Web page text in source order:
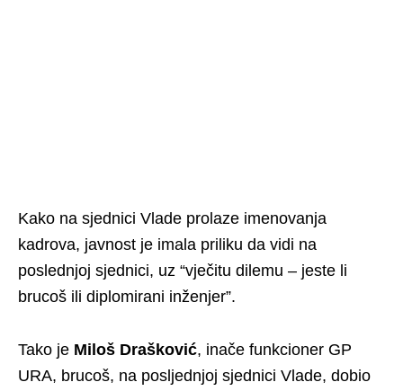
Kako na sjednici Vlade prolaze imenovanja
kadrova, javnost je imala priliku da vidi na
poslednjoj sjednici, uz “vječitu dilemu – jeste li
brucoš ili diplomirani inženjer”.
Tako je Miloš Drašković, inače funkcioner GP
URA, brucoš, na posljednjoj sjednici Vlade, dobio